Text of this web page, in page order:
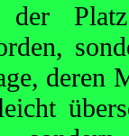
der
deren